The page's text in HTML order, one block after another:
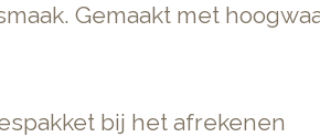
Gemaakt met
bij het afrekenen